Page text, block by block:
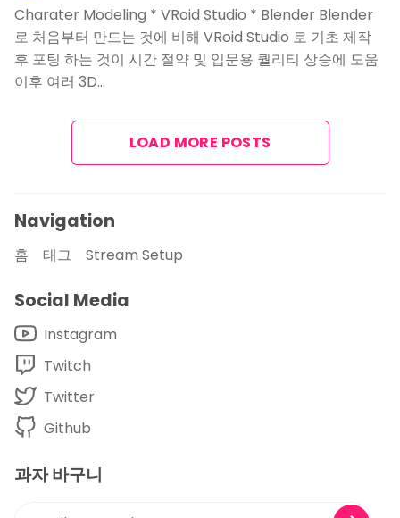
Charater Modeling * VRoid Studio * Blender Blender
로 처음부터 만드는 것에 비해 VRoid Studio 로 기초 제작
후 포팅 하는 것이 시간 절약 및 입문용 퀄리티 상승에 도움
이후 여러 3D…
LOAD MORE POSTS
Navigation
홈 태그 Stream Setup
Social Media
Instagram
Twitch
Twitter
Github
과자 바구니